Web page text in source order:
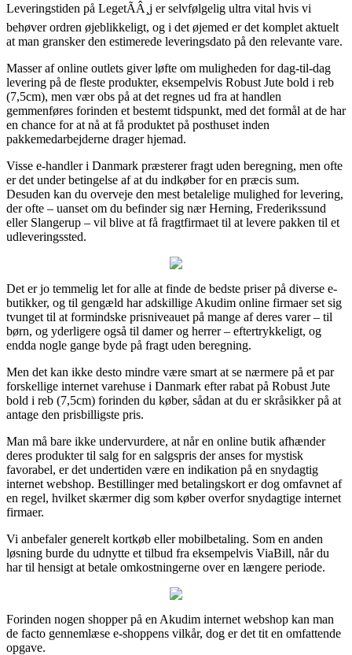
Leveringstiden på LegetÃÂ¸j er selvfølgelig ultra vital hvis vi
behøver ordren øjeblikkeligt, og i det øjemed er det komplet aktuelt
at man gransker den estimerede leveringsdato på den relevante vare.
Masser af online outlets giver løfte om muligheden for dag-til-dag
levering på de fleste produkter, eksempelvis Robust Jute bold i reb
(7,5cm), men vær obs på at det regnes ud fra at handlen
gemmenføres forinden et bestemt tidspunkt, med det formål at de har
en chance for at nå at få produktet på posthuset inden
pakkemedarbejderne drager hjemad.
Visse e-handler i Danmark præsterer fragt uden beregning, men ofte
er det under betingelse af at du indkøber for en præcis sum.
Desuden kan du overveje den mest betalelige mulighed for levering,
der ofte – uanset om du befinder sig nær Herning, Frederikssund
eller Slangerup – vil blive at få fragtfirmaet til at levere pakken til et
udleveringssted.
Det er jo temmelig let for alle at finde de bedste priser på diverse e-
butikker, og til gengæld har adskillige Akudim online firmaer set sig
tvunget til at formindske prisniveauet på mange af deres varer – til
børn, og yderligere også til damer og herrer – eftertrykkeligt, og
endda nogle gange byde på fragt uden beregning.
Men det kan ikke desto mindre være smart at se nærmere på et par
forskellige internet varehuse i Danmark efter rabat på Robust Jute
bold i reb (7,5cm) forinden du køber, sådan at du er skråsikker på at
antage den prisbilligste pris.
Man må bare ikke undervurdere, at når en online butik afhænder
deres produkter til salg for en salgspris der anses for mystisk
favorabel, er det undertiden være en indikation på en snydagtig
internet webshop. Bestillinger med betalingskort er dog omfavnet af
en regel, hvilket skærmer dig som køber overfor snydagtige internet
firmaer.
Vi anbefaler generelt kortkøb eller mobilbetaling. Som en anden
løsning burde du udnytte et tilbud fra eksempelvis ViaBill, når du
har til hensigt at betale omkostningerne over en længere periode.
Forinden nogen shopper på en Akudim internet webshop kan man
de facto gennemlæse e-shoppens vilkår, dog er det tit en omfattende
opgave.